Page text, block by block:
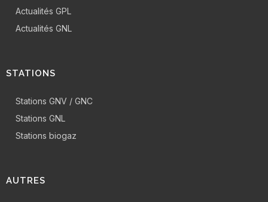
Actualités GPL
Actualités GNL
STATIONS
Stations GNV / GNC
Stations GNL
Stations biogaz
AUTRES